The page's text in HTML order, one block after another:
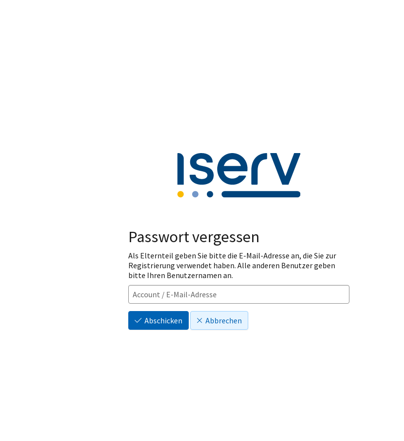
Passwort vergessen
Als Elternteil geben Sie bitte die E-Mail-Adresse an, die Sie zur
Registrierung verwendet haben. Alle anderen Benutzer geben
bitte Ihren Benutzernamen an.
Abschicken Abbrechen